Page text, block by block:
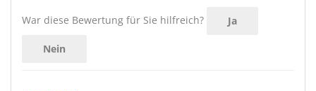
War diese Bewertung für Sie hilfreich? Ja
Nein